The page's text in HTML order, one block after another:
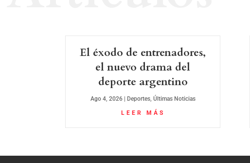
El éxodo de entrenadores,
el nuevo drama del
deporte argentino
Ago 4, 2026| Deportes, Últimas Noticias
LEER MÁS